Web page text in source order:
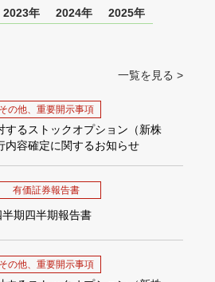
2023年 2024年 2025年
一覧を見る >
その他、重要開示事項
するストックオプション（新株
内容確定に関するお知らせ
有価証券報告書
期四半期報告書
その他、重要開示事項